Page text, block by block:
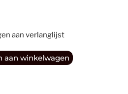
aan verlanglijst
aan winkelwagen